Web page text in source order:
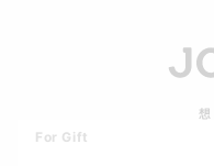
For Gift